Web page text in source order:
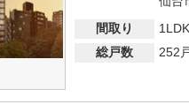
間取り
総戸数 252